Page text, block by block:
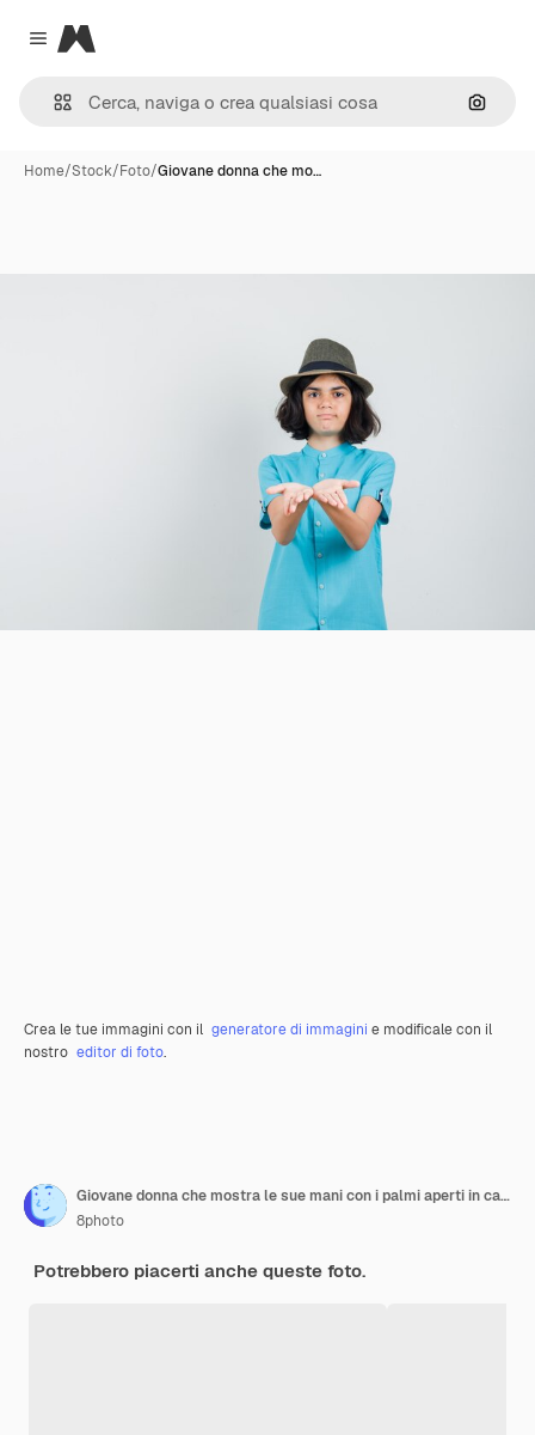
Close menu
Magnific
Cerca
Home/Stock/Foto/Giovane donna che mo…
Crea le tue immagini con il generatore di immagini e modificale con il
nostro editor di foto.
Giovane donna che mostra le sue mani con i palmi aperti in camicia blu, cappello
8photo
Potrebbero piacerti anche queste foto.